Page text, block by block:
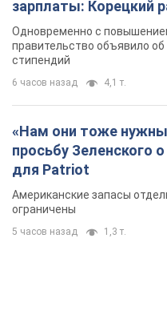
зарплаты: Корецкий
Одновременно с
правительство объявило
стипендий
6 часов назад 4,1 т.
«Нам они тоже
просьбу Зеленского
для Patriot
Американские запасы
ограничены
5 часов назад 1,3 т.